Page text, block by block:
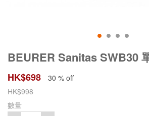
BEURER Sanitas SWB30
HK$698 30 % off
HK$998
數量